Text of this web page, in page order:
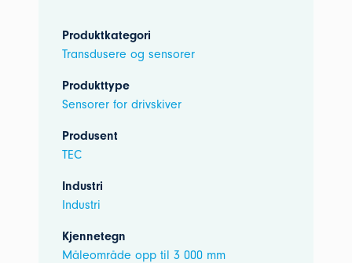
Produktkategori
Transdusere og sensorer
Produkttype
Sensorer for drivskiver
Produsent
TEC
Industri
Industri
Kjennetegn
Måleområde opp til 3 000 mm